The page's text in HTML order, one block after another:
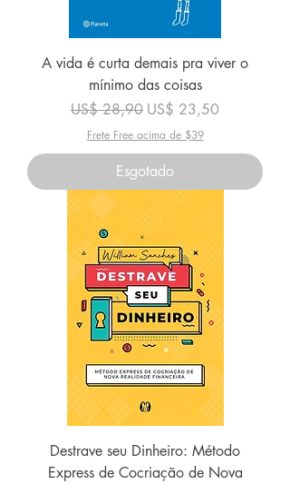
A vida é curta demais pra viver o
mínimo das coisas
Preço normal
US$ 28,90 Preço promocional
US$ 23,50
Frete Free acima de $39
Esgotado
Destrave seu Dinheiro: Método
Express de Cocriação de Nova